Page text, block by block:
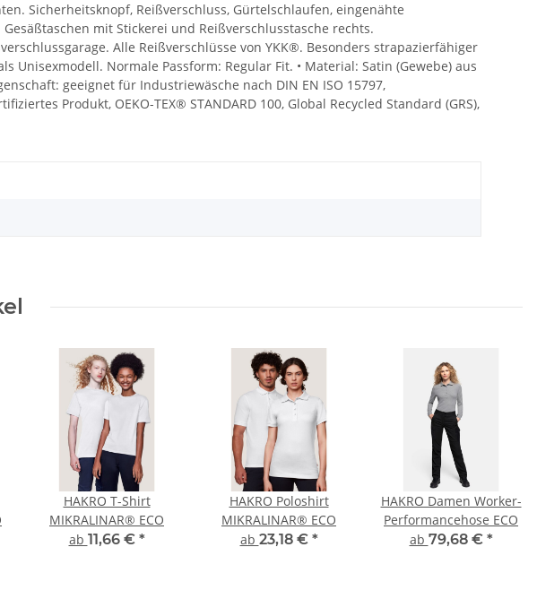
Sicherheitsknopf, Reißverschluss, Gürtelschlaufen, eingenähte
mit Stickerei und Reißverschlusstasche rechts.
Alle Reißverschlüsse von YKK®. Besonders strapazierfähiger
Normale Passform: Regular Fit. • Material: Satin (Gewebe) aus
geeignet für Industriewäsche nach DIN EN ISO 15797,
Produkt, OEKO-TEX® STANDARD 100, Global Recycled Standard (GRS),
HAKRO T-Shirt
MIKRALINAR® ECO
ab 11,66 € *
HAKRO Poloshirt
MIKRALINAR® ECO
ab 23,18 € *
HAKRO Damen Worker-
Performancehose ECO
ab 79,68 € *